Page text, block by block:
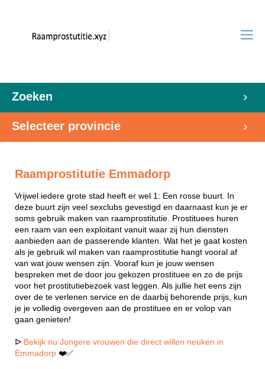
Zoeken
Selecteer provincie
Raamprostitutie Emmadorp
Vrijwel iedere grote stad heeft er wel 1: Een rosse buurt. In
deze buurt zijn veel sexclubs gevestigd en daarnaast kun je er
soms gebruik maken van raamprostitutie. Prostituees huren
een raam van een exploitant vanuit waar zij hun diensten
aanbieden aan de passerende klanten. Wat het je gaat kosten
als je gebruik wil maken van raamprostitutie hangt vooral af
van wat jouw wensen zijn. Vooraf kun je jouw wensen
bespreken met de door jou gekozen prostituee en zo de prijs
voor het prostitutiebezoek vast leggen. Als jullie het eens zijn
over de te verlenen service en de daarbij behorende prijs, kun
je je volledig overgeven aan de prostituee en er volop van
gaan genieten!
ᐅ Bekijk nu Jongere vrouwen die direct willen neuken in
Emmadorp ❤️✅